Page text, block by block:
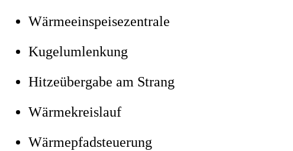
Wärmeeinspeisezentrale
Kugelumlenkung
Hitzeübergabe am Strang
Wärmekreislauf
Wärmepfadsteuerung